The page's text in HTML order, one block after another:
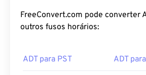
FreeConvert.com pode converter
outros fusos horários:
ADT para PST ADT